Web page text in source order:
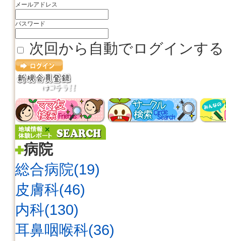
メールアドレス
パスワード
次回から自動でログインする
病院
総合病院(19)
皮膚科(46)
内科(130)
耳鼻咽喉科(36)